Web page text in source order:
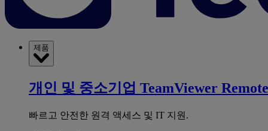
제품
개인 및 중소기업 TeamViewer Remote
빠르고 안전한 원격 액세스 및 IT 지원.